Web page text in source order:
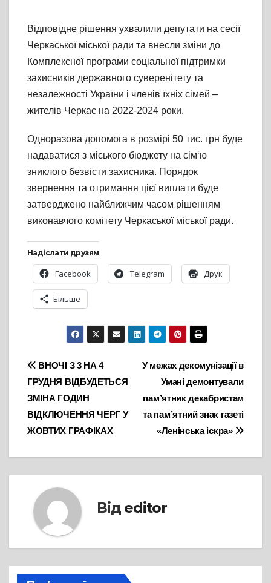
Відповідне рішення ухвалили депутати на сесії
Черкаської міської ради та внесли зміни до
Комплексної програми соціальної підтримки
захисників державного суверенітету та
незалежності України і членів їхніх сімей –
жителів Черкас на 2022-2024 роки.
Одноразова допомога в розмірі 50 тис. грн буде
надаватися з міського бюджету на сім‘ю
зниклого безвісти захисника. Порядок
звернення та отримання цієї виплати буде
затверджено найближчим часом рішенням
виконавчого комітету Черкаської міської ради.
Надіслати друзям
Facebook Telegram Друк
Більше
Навігація
записів
У межах декомунізації в
Умані демонтували
пам’ятник декабристам
та пам’ятний знак газеті
«Ленінська іскра»
ВНОЧІ З 3 НА 4
ГРУДНЯ ВІДБУДЕТЬСЯ
ЗМІНА ГОДИН
ВІДКЛЮЧЕННЯ ЧЕРГ У
ЖОВТИХ ГРАФІКАХ
Від editor